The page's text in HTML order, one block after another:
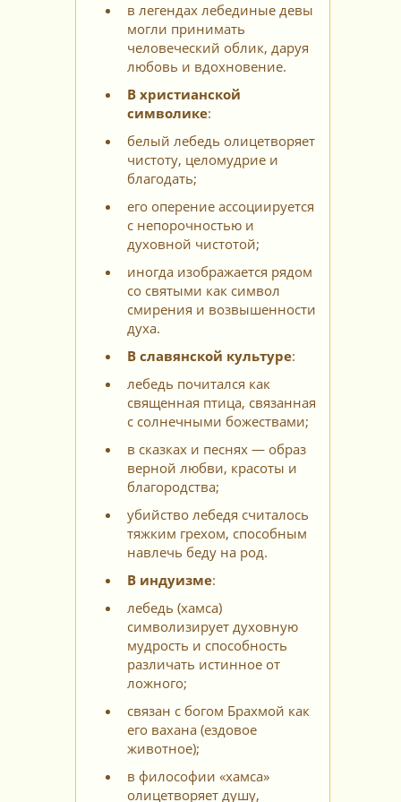
в легендах лебединые девы
могли принимать
человеческий облик, даруя
любовь и вдохновение.
В христианской
символике:
белый лебедь олицетворяет
чистоту, целомудрие и
благодать;
его оперение ассоциируется
с непорочностью и
духовной чистотой;
иногда изображается рядом
со святыми как символ
смирения и возвышенности
духа.
В славянской культуре:
лебедь почитался как
священная птица, связанная
с солнечными божествами;
в сказках и песнях — образ
верной любви, красоты и
благородства;
убийство лебедя считалось
тяжким грехом, способным
навлечь беду на род.
В индуизме:
лебедь (хамса)
символизирует духовную
мудрость и способность
различать истинное от
ложного;
связан с богом Брахмой как
его вахана (ездовое
животное);
в философии «хамса»
олицетворяет душу,